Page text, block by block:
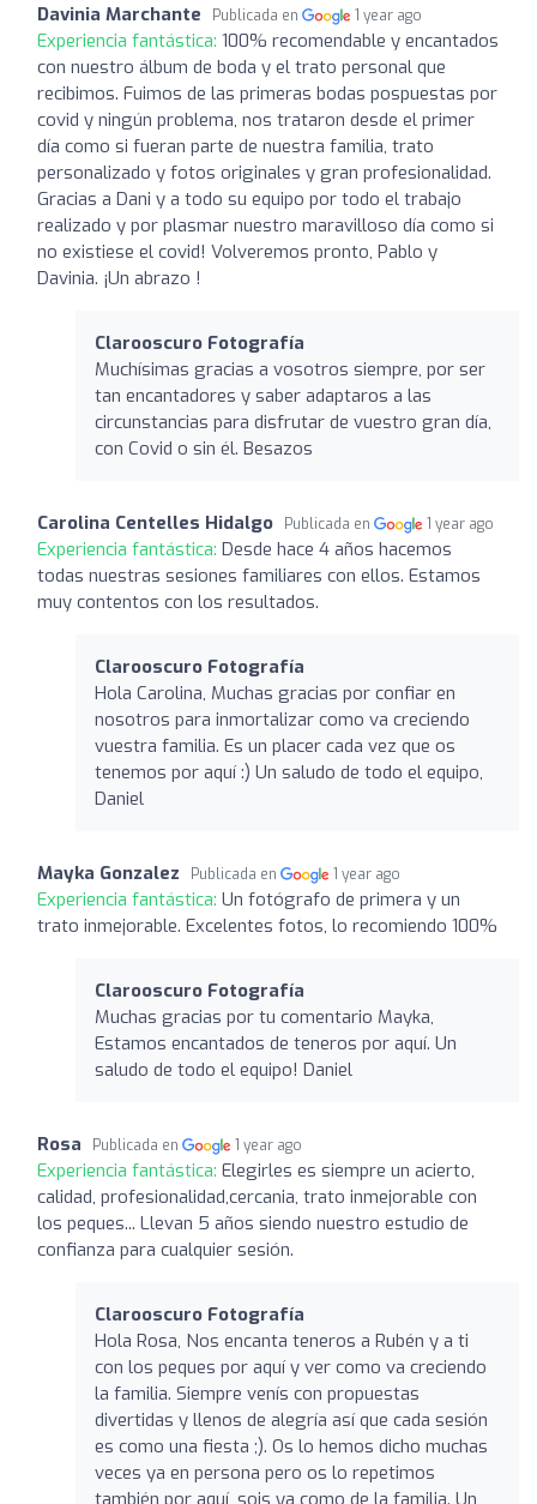
Davinia Marchante Publicada en 1 year ago
Experiencia fantástica: 100% recomendable y encantados
con nuestro álbum de boda y el trato personal que
recibimos. Fuimos de las primeras bodas pospuestas por
covid y ningún problema, nos trataron desde el primer
día como si fueran parte de nuestra familia, trato
personalizado y fotos originales y gran profesionalidad.
Gracias a Dani y a todo su equipo por todo el trabajo
realizado y por plasmar nuestro maravilloso día como si
no existiese el covid! Volveremos pronto, Pablo y
Davinia. ¡Un abrazo !
Clarooscuro Fotografía
Muchísimas gracias a vosotros siempre, por ser
tan encantadores y saber adaptaros a las
circunstancias para disfrutar de vuestro gran día,
con Covid o sin él. Besazos
Carolina Centelles Hidalgo Publicada en 1 year ago
Experiencia fantástica: Desde hace 4 años hacemos
todas nuestras sesiones familiares con ellos. Estamos
muy contentos con los resultados.
Clarooscuro Fotografía
Hola Carolina, Muchas gracias por confiar en
nosotros para inmortalizar como va creciendo
vuestra familia. Es un placer cada vez que os
tenemos por aquí :) Un saludo de todo el equipo,
Daniel
Mayka Gonzalez Publicada en 1 year ago
Experiencia fantástica: Un fotógrafo de primera y un
trato inmejorable. Excelentes fotos, lo recomiendo 100%
Clarooscuro Fotografía
Muchas gracias por tu comentario Mayka,
Estamos encantados de teneros por aquí. Un
saludo de todo el equipo! Daniel
Rosa Publicada en 1 year ago
Experiencia fantástica: Elegirles es siempre un acierto,
calidad, profesionalidad,cercania, trato inmejorable con
los peques... Llevan 5 años siendo nuestro estudio de
confianza para cualquier sesión.
Clarooscuro Fotografía
Hola Rosa, Nos encanta teneros a Rubén y a ti
con los peques por aquí y ver como va creciendo
la familia. Siempre venís con propuestas
divertidas y llenos de alegría así que cada sesión
es como una fiesta ;). Os lo hemos dicho muchas
veces ya en persona pero os lo repetimos
también por aquí, sois ya como de la familia. Un